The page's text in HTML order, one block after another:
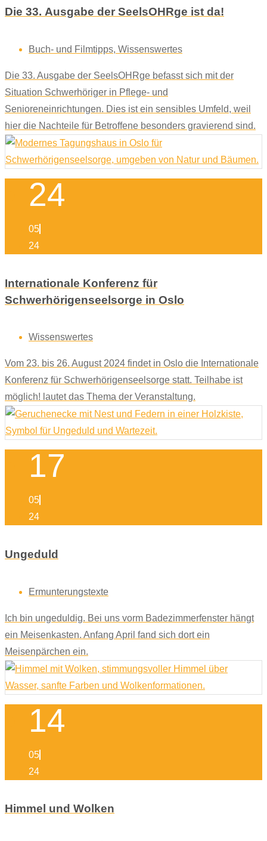
Die 33. Ausgabe der SeelsOHRge ist da!
Buch- und Filmtipps, Wissenswertes
Die 33. Ausgabe der SeelsOHRge befasst sich mit der
Situation Schwerhöriger in Pflege- und
Senioreneinrichtungen. Dies ist ein sensibles Umfeld, weil
hier die Nachteile für Betroffene besonders gravierend sind.
24
05
24
Internationale Konferenz für
Schwerhörigenseelsorge in Oslo
Wissenswertes
Vom 23. bis 26. August 2024 findet in Oslo die Internationale
Konferenz für Schwerhörigenseelsorge statt. Teilhabe ist
möglich! lautet das Thema der Veranstaltung.
17
05
24
Ungeduld
Ermunterungstexte
Ich bin ungeduldig. Bei uns vorm Badezimmerfenster hängt
ein Meisenkasten. Anfang April fand sich dort ein
Meisenpärchen ein.
14
05
24
Himmel und Wolken